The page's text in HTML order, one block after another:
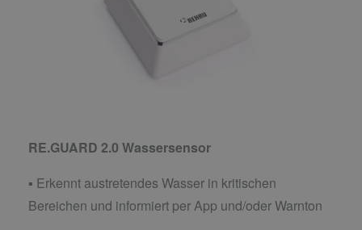
RE.GUARD 2.0 Wassersensor
▪ Erkennt austretendes Wasser in kritischen
Bereichen und informiert per App und/oder Warnton